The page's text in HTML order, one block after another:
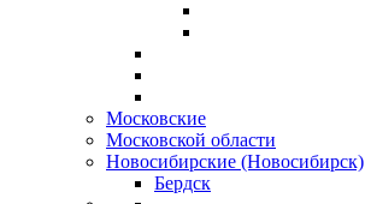
Московские
Московской области
Новосибирские (Новосибирск)
Бердск